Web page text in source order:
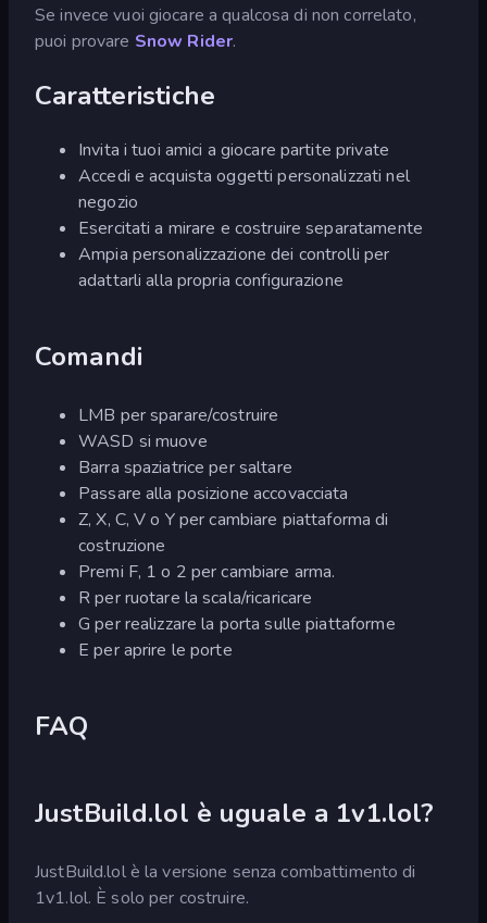
Se invece vuoi giocare a qualcosa di non correlato,
puoi provare Snow Rider.
Caratteristiche
Invita i tuoi amici a giocare partite private
Accedi e acquista oggetti personalizzati nel
negozio
Esercitati a mirare e costruire separatamente
Ampia personalizzazione dei controlli per
adattarli alla propria configurazione
Comandi
LMB per sparare/costruire
WASD si muove
Barra spaziatrice per saltare
Passare alla posizione accovacciata
Z, X, C, V o Y per cambiare piattaforma di
costruzione
Premi F, 1 o 2 per cambiare arma.
R per ruotare la scala/ricaricare
G per realizzare la porta sulle piattaforme
E per aprire le porte
FAQ
JustBuild.lol è uguale a 1v1.lol?
JustBuild.lol è la versione senza combattimento di
1v1.lol. È solo per costruire.